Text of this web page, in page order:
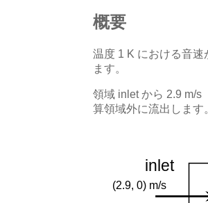
概要
温度 1 K における音
ます。
領域 inlet から 2.9 m/s
算領域外に流出します